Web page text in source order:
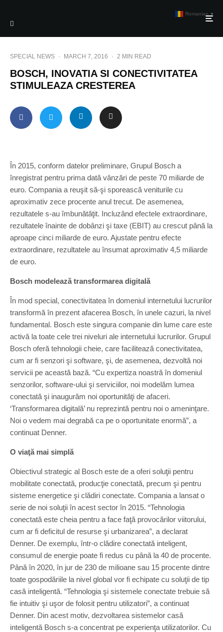
SPECIAL NEWS · MARCH 7, 2016 · 2 MIN READ
BOSCH, INOVATIA SI CONECTIVITATEA
STIMULEAZA CRESTEREA
În 2015, conform datelor preliminare, Grupul Bosch a
înregistrat pentru prima dată vânzări de peste 70 miliarde de
euro. Compania a reuşit să-şi sporească veniturile cu
aproximativ zece procente anul trecut. De asemenea,
rezultatele s-au îmbunătăţit. Incluzând efectele extraordinare,
rezultatele înainte de dobânzi şi taxe (EBIT) au crescut până la
aproape cinci miliarde de euro. Ajustate pentru efecte
extraordinare, rezultatele au însumat aproximativ 4,5 miliarde
de euro.
Bosch modelează transformarea digitală
În mod special, conectivitatea în domeniul internetului lucrurilor
transformă în prezent afacerea Bosch, în unele cazuri, la nivel
fundamental. Bosch este singura companie din lume care este
activă la toate cele trei niveluri ale internetului lucrurilor. Grupul
Bosch oferă tehnologii cheie, care facilitează conectivitatea,
cum ar fi senzori şi software, şi, de asemenea, dezvoltă noi
servicii pe această bază. “Cu expertiza noastră în domeniul
senzorilor, software-ului şi serviciilor, noi modelăm lumea
conectată şi inaugurăm noi oportunităţi de afaceri.
‘Transformarea digitală’ nu reprezintă pentru noi o ameninţare.
Noi o vedem mai degrabă ca pe o oportunitate enormă”, a
continuat Denner.
O viaţă mai simplă
Obiectivul strategic al Bosch este de a oferi soluţii pentru
mobilitate conectată, producţie conectată, precum şi pentru
sisteme energetice şi clădiri conectate. Compania a lansat o
serie de noi soluţii în acest sector în 2015. “Tehnologia
conectată este cheia pentru a face faţă provocărilor viitorului,
cum ar fi deficitul de resurse şi urbanizarea”, a declarat
Denner. De exemplu, într-o clădire conectată inteligent,
consumul de energie poate fi redus cu până la 40 de procente.
Până în 2020, în jur de 230 de milioane sau 15 procente dintre
toate gospodăriile la nivel global vor fi echipate cu soluţii de tip
casă inteligentă. “Tehnologia şi sistemele conectate trebuie să
fie intuitiv şi uşor de folosit pentru utilizatori”, a continuat
Denner. Din acest motiv, dezvoltarea sistemelor casă
inteligentă Bosch s-a concentrat pe experienţa utilizatorilor. Cu
Romanian ▼